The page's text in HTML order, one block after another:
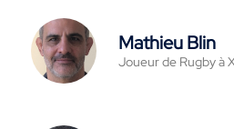
Mathieu Blin
Joueur de Rugby à